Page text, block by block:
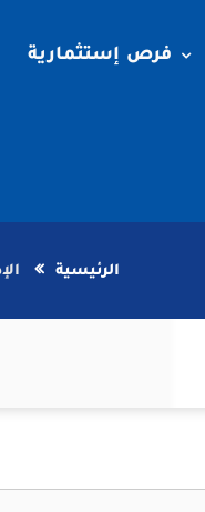
فرص إستثمارية
الرئيسية